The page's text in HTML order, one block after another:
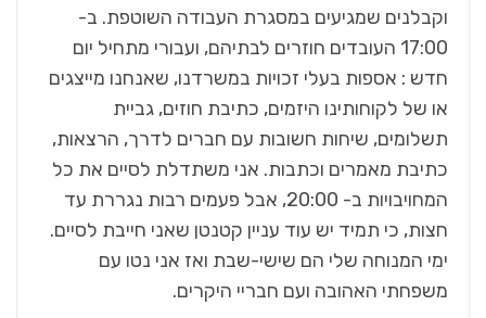
וקבלנים שמגיעים במסגרת העבודה השוטפת. ב-
17:00 העובדים חוזרים לבתיהם, ועבורי מתחיל יום
חדש : אספות בעלי זכויות במשרדנו, שאנחנו מייצגים
או של לקוחותינו היזמים, כתיבת חוזים, גביית
תשלומים, שיחות חשובות עם חברים לדרך, הרצאות,
כתיבת מאמרים וכתבות. אני משתדלת לסיים את כל
המחויבויות ב- 20:00, אבל פעמים רבות נגררת עד
חצות, כי תמיד יש עוד עניין קטנטן שאני חייבת לסיים.
ימי המנוחה שלי הם שישי-שבת ואז אני נטו עם
משפחתי האהובה ועם חבריי היקרים.